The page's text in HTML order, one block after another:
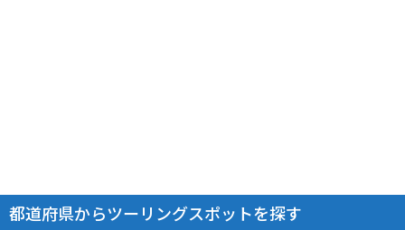
都道府県からツーリングスポットを探す